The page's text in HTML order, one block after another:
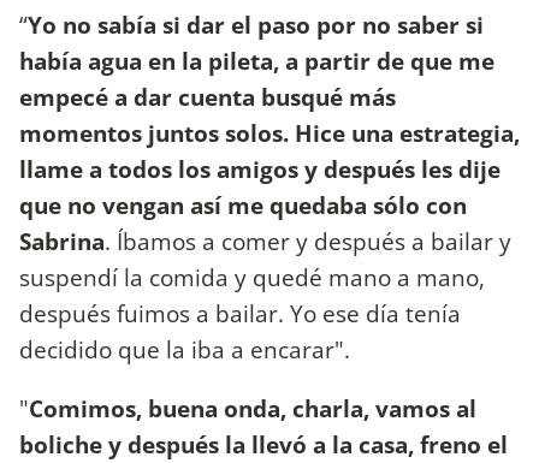
“Yo no sabía si dar el paso por no saber si
había agua en la pileta, a partir de que me
empecé a dar cuenta busqué más
momentos juntos solos. Hice una estrategia,
llame a todos los amigos y después les dije
que no vengan así me quedaba sólo con
Sabrina. Íbamos a comer y después a bailar y
suspendí la comida y quedé mano a mano,
después fuimos a bailar. Yo ese día tenía
decidido que la iba a encarar".
"Comimos, buena onda, charla, vamos al
boliche y después la llevó a la casa, freno el